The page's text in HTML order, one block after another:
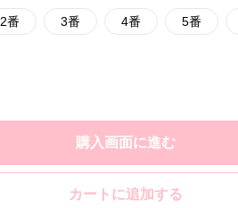
2番 3番 4番 5番
購入画面に進む
カートに追加する